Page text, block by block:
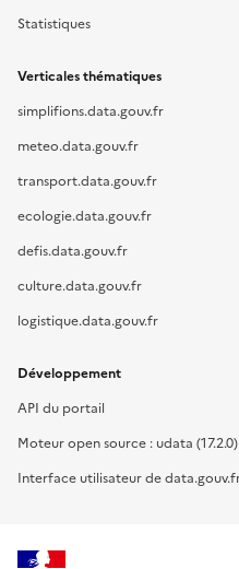
Statistiques
Verticales thématiques
simplifions.data.gouv.fr
meteo.data.gouv.fr
transport.data.gouv.fr
ecologie.data.gouv.fr
defis.data.gouv.fr
culture.data.gouv.fr
logistique.data.gouv.fr
Développement
API du portail
Moteur open source : udata (17.2.0)
Interface utilisateur de